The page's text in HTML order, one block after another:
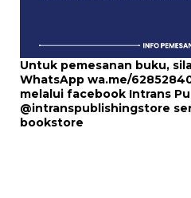
Untuk pemesanan buku,
WhatsApp wa.me/
melalui facebook Intrans
@intranspublishingstore
bookstore